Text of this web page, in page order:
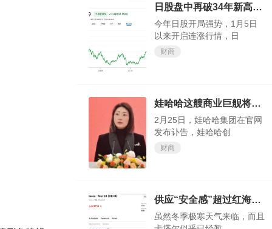
日股盘中再破34年新高，今年还涨得动吗？
今年日股开局强势，1月5日
以来开启连涨行情，日
财商
娃哈哈这艘商业巨舰将驶向何方，我们试目以待
2月25日，娃哈哈集团在官网
发布讣告，娃哈哈创
财商
供应“安全感”超过红海“危机感”？欧洲天然气价格大跌
虽然冬季极寒天气来临，而且